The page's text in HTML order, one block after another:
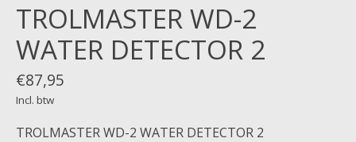
TROLMASTER WD-2
WATER DETECTOR 2
€87,95
Incl. btw
TROLMASTER WD-2 WATER DETECTOR 2